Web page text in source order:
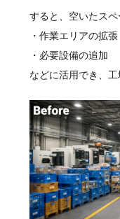
すると、空いたスペ
・作業エリアの拡張
・必要設備の追加
などに活用でき、工